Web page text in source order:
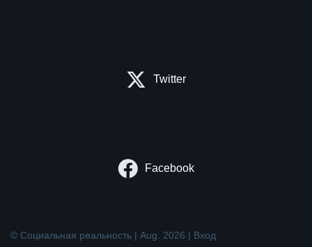
Twitter
Facebook
© Социальная реальность | Aug. 2026 | Вход